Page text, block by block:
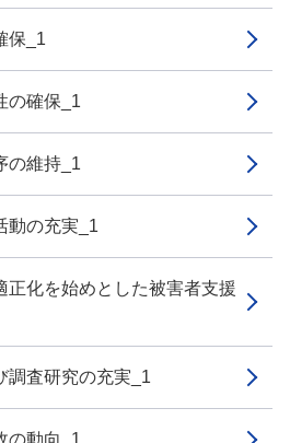
保_1
確保_1
維持_1
の充実_1
化を始めとした被害者支援
査研究の充実_1
動向_1